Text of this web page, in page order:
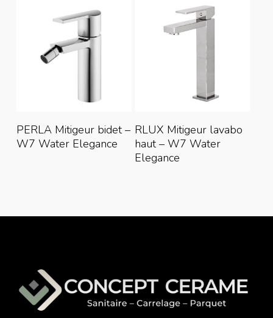
Lire La Suite
PERLA Mitigeur bidet –
W7 Water Elegance
Lire La Suite
RLUX Mitigeur lavabo
haut – W7 Water
Elegance